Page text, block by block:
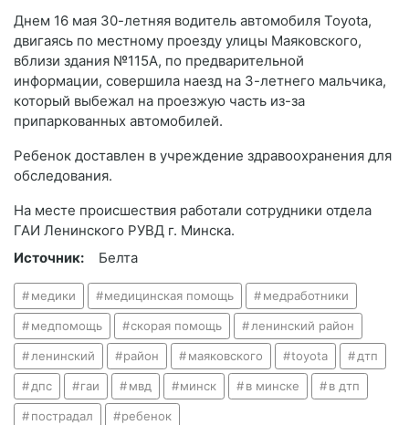
Днем 16 мая 30-летняя водитель автомобиля Toyota,
двигаясь по местному проезду улицы Маяковского,
вблизи здания №115А, по предварительной
информации, совершила наезд на 3-летнего мальчика,
который выбежал на проезжую часть из-за
припаркованных автомобилей.
Ребенок доставлен в учреждение здравоохранения для
обследования.
На месте происшествия работали сотрудники отдела
ГАИ Ленинского РУВД г. Минска.
Источник:
Белта
медики медицинская помощь медработники
медпомощь скорая помощь ленинский район
ленинский район маяковского toyota дтп
дпс гаи мвд минск в минске в дтп
пострадал ребенок